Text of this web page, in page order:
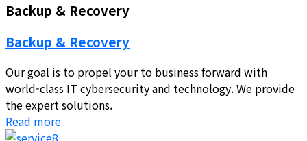
Backup & Recovery
Backup & Recovery
Our goal is to propel your to business forward with
world-class IT cybersecurity and technology. We provide
the expert solutions.
Read more